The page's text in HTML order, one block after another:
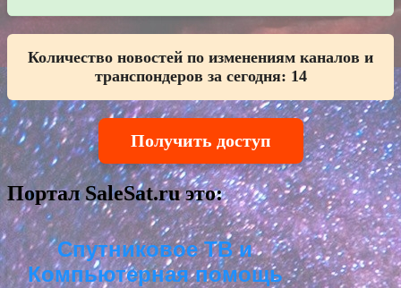
Количество новостей по изменениям каналов и
транспондеров за сегодня: 14
Получить доступ
Портал SaleSat.ru это:
Спутниковое ТВ и
Компьютерная помощь